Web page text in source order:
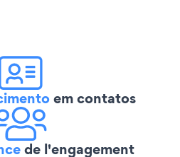
em contatos
de l'engagement